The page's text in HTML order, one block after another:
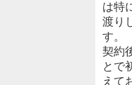
は特
渡り
す。
契約
とで
えて